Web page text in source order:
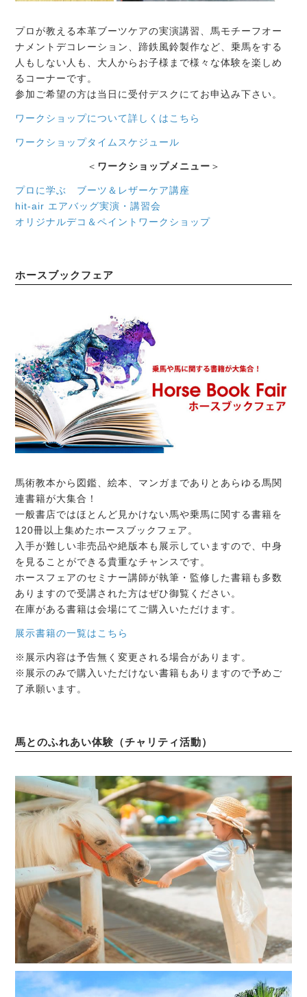
プロが教える本革ブーツケアの実演講習、馬モチーフオー
ナメントデコレーション、蹄鉄風鈴製作など、乗馬をする
人もしない人も、大人からお子様まで様々な体験を楽しめ
るコーナーです。
参加ご希望の方は当日に受付デスクにてお申込み下さい。
ワークショップについて詳しくはこちら
ワークショップタイムスケジュール
＜ ワークショップメニュー ＞
プロに学ぶ ブーツ＆レザーケア講座
hit-air エアバッグ実演・講習会
オリジナルデコ＆ペイントワークショップ
ホースブックフェア
馬術教本から図鑑、絵本、マンガまでありとあらゆる馬関
連書籍が大集合！
一般書店ではほとんど見かけない馬や乗馬に関する書籍を
120冊以上集めたホースブックフェア。
入手が難しい非売品や絶版本も展示していますので、中身
を見ることができる貴重なチャンスです。
ホースフェアのセミナー講師が執筆・監修した書籍も多数
ありますので受講された方はぜひ御覧ください。
在庫がある書籍は会場にてご購入いただけます。
展示書籍の一覧はこちら
※展示内容は予告無く変更される場合があります。
※展示のみで購入いただけない書籍もありますので予めご
了承願います。
馬とのふれあい体験（チャリティ活動）